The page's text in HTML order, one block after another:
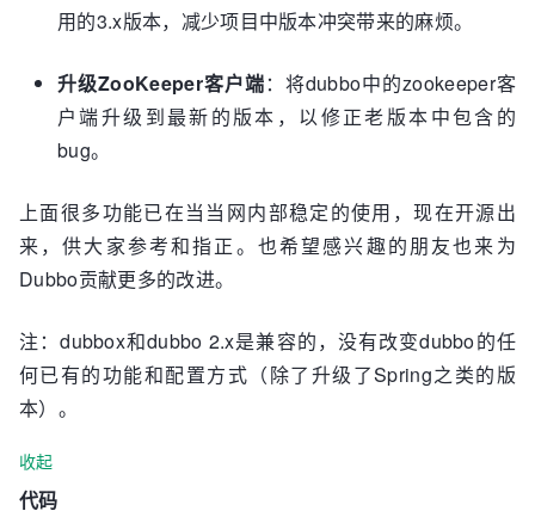
用的3.x版本，减少项目中版本冲突带来的麻烦。
升级ZooKeeper客户端：将dubbo中的zookeeper客
户端升级到最新的版本，以修正老版本中包含的
bug。
上面很多功能已在当当网内部稳定的使用，现在开源出
来，供大家参考和指正。也希望感兴趣的朋友也来为
Dubbo贡献更多的改进。
注：dubbox和dubbo 2.x是兼容的，没有改变dubbo的任
何已有的功能和配置方式（除了升级了Spring之类的版
本）。
收起
代码